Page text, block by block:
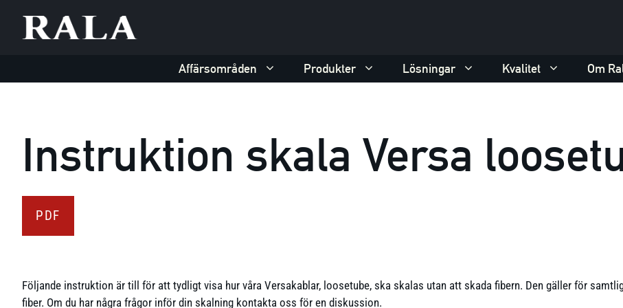
innehåll
Affärsområden Produkter Lösningar Kvalitet Om
Instruktion skala Versa
PDF
Följande instruktion är till för att tydligt visa hur våra Versakablar, loosetube, ska skalas utan att skada fibern. Den gäller för
fiber. Om du har några frågor inför din skalning kontakta oss för en diskussion.